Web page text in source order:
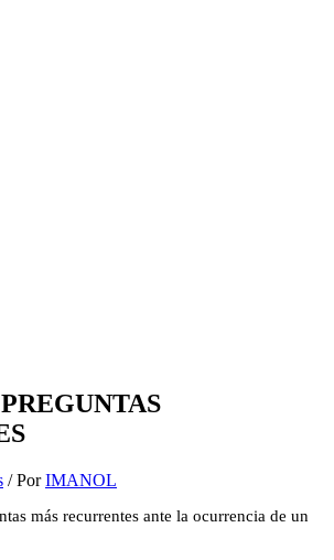
/ PorIMANOL
más recurrentes ante la ocurrencia de un